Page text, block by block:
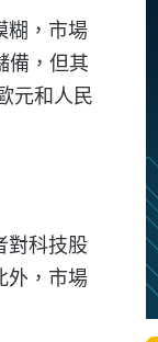
糊，市場
備，但其
元和人民
對科技股
外，市場